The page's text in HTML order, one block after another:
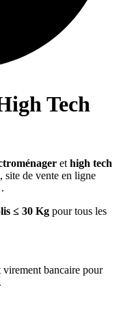
Tech
et high tech
, site de vente en ligne
.
≤ 30 Kg pour tous les
virement bancaire pour
.